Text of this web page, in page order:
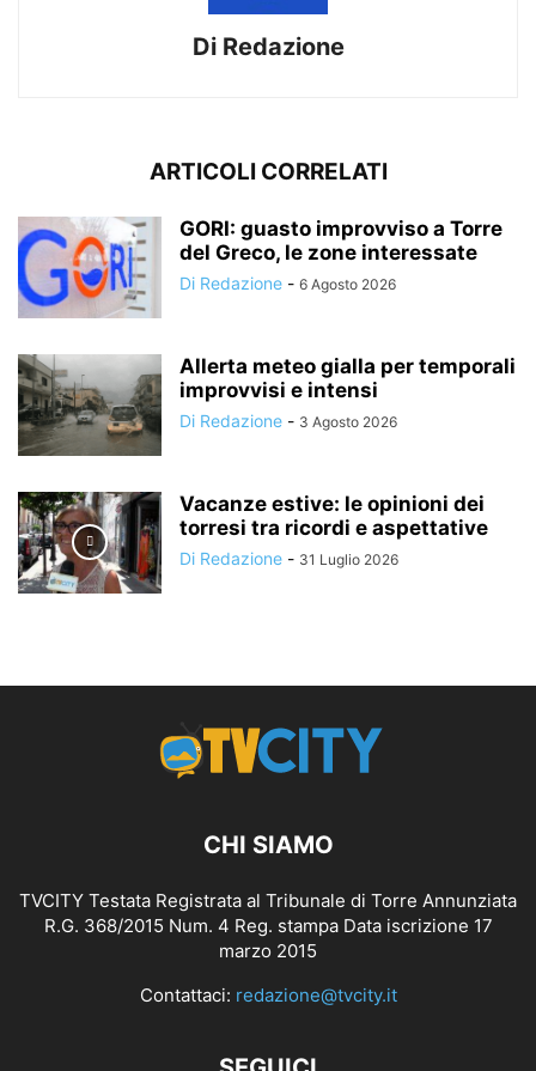
Di Redazione
ARTICOLI CORRELATI
GORI: guasto improvviso a Torre
del Greco, le zone interessate
Di Redazione - 6 Agosto 2026
Allerta meteo gialla per temporali
improvvisi e intensi
Di Redazione - 3 Agosto 2026
Vacanze estive: le opinioni dei
torresi tra ricordi e aspettative
Di Redazione - 31 Luglio 2026
CHI SIAMO
TVCITY Testata Registrata al Tribunale di Torre Annunziata
R.G. 368/2015 Num. 4 Reg. stampa Data iscrizione 17
marzo 2015
Contattaci: redazione@tvcity.it